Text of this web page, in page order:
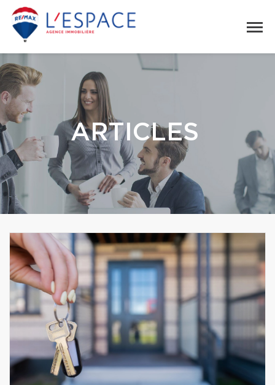
ARTICLES